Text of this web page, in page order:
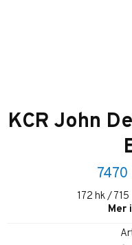
KCR John
7470
172 hk /
Mer